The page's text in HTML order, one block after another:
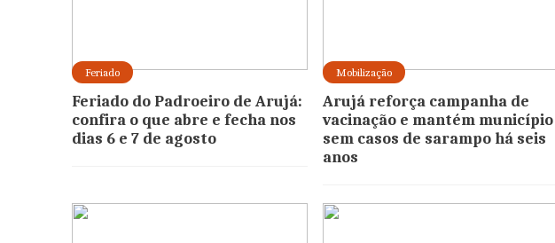
Feriado
Feriado do Padroeiro de Arujá:
confira o que abre e fecha nos
dias 6 e 7 de agosto
Mobilização
Arujá reforça campanha de
vacinação e mantém município
sem casos de sarampo há seis
anos